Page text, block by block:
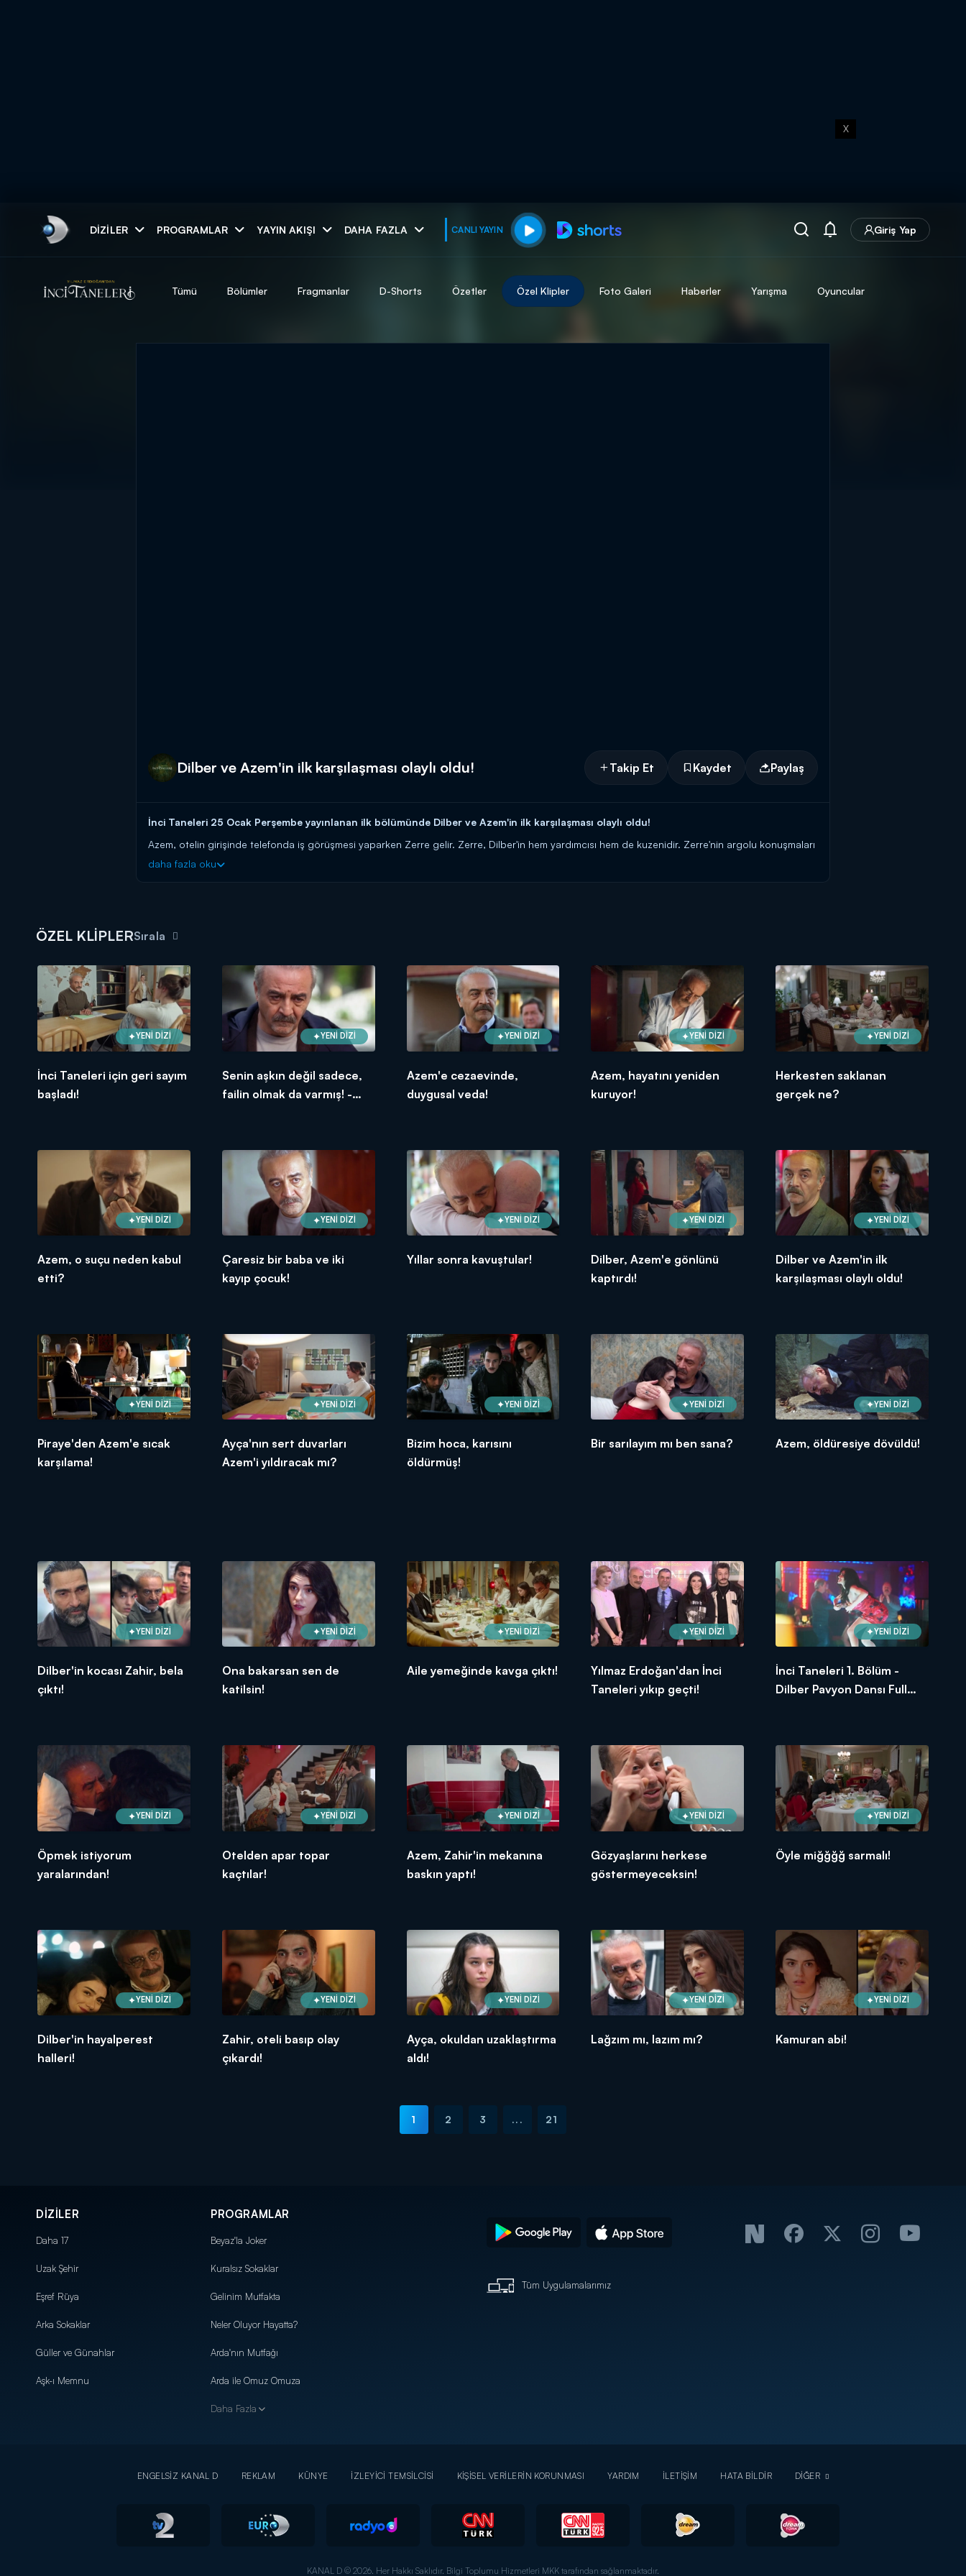
X
DIZILER PROGRAMLAR YAYIN AKIŞI DAHA FAZLA CANLI YAYIN Giriş Yap
muhteşem ikili
Tümü Bölümler Fragmanlar D-Shorts Özetler Özel Klipler Foto Galeri Haberler Yarışma Oyuncular
Dilber ve Azem'in ilk karşılaşması olaylı oldu! Takip Et Kaydet Paylaş
İnci Taneleri 25 Ocak Perşembe yayınlanan ilk bölümünde Dilber ve Azem'in ilk karşılaşması olaylı oldu!
Azem, otelin girişinde telefonda iş görüşmesi yaparken Zerre gelir. Zerre, Dilber'in hem yardımcısı hem de kuzenidir. Zerre'nin argolu konuşmaları
Azem'in canını sıkar. Azem ve Zerre arasında yaşanan münakaşa sırasında Dilber, aşağı iner ve Azem'le ilk karşılaşma olaylı olarak gerçekleşir.
daha fazla oku
ÖZEL KLİPLERSırala
YENİ DİZİ
İnci Taneleri için geri sayım
başladı!
YENİ DİZİ
Senin aşkın değil sadece,
failin olmak da varmış! -
YENİ DİZİ
Azem'e cezaevinde,
duygusal veda!
YENİ DİZİ
Azem, hayatını yeniden
kuruyor!
YENİ DİZİ
Herkesten saklanan
gerçek ne?
YENİ DİZİ
Azem, o suçu neden kabul
etti?
YENİ DİZİ
Çaresiz bir baba ve iki
kayıp çocuk!
YENİ DİZİ
Yıllar sonra kavuştular!
YENİ DİZİ
Dilber, Azem'e gönlünü
kaptırdı!
YENİ DİZİ
Dilber ve Azem'in ilk
karşılaşması olaylı oldu!
YENİ DİZİ
Piraye'den Azem'e sıcak
karşılama!
YENİ DİZİ
Ayça'nın sert duvarları
Azem'i yıldıracak mı?
YENİ DİZİ
Bizim hoca, karısını
öldürmüş!
YENİ DİZİ
Bir sarılayım mı ben sana?
YENİ DİZİ
Azem, öldüresiye dövüldü!
YENİ DİZİ
Dilber'in kocası Zahir, bela
çıktı!
YENİ DİZİ
Ona bakarsan sen de
katilsin!
YENİ DİZİ
Aile yemeğinde kavga çıktı!
YENİ DİZİ
Yılmaz Erdoğan'dan İnci
Taneleri yıkıp geçti!
YENİ DİZİ
İnci Taneleri 1. Bölüm -
Dilber Pavyon Dansı Full
YENİ DİZİ
Öpmek istiyorum
yaralarından!
YENİ DİZİ
Otelden apar topar
kaçtılar!
YENİ DİZİ
Azem, Zahir'in mekanına
baskın yaptı!
YENİ DİZİ
Gözyaşlarını herkese
göstermeyeceksin!
YENİ DİZİ
Öyle miğğğğ sarmalı!
YENİ DİZİ
Dilber'in hayalperest
halleri!
YENİ DİZİ
Zahir, oteli basıp olay
çıkardı!
YENİ DİZİ
Ayça, okuldan uzaklaştırma
aldı!
YENİ DİZİ
Lağzım mı, lazım mı?
YENİ DİZİ
Kamuran abi!
1 2 3 ... 21
DİZİLER
Daha 17
Uzak Şehir
Eşref Rüya
Arka Sokaklar
Güller ve Günahlar
Aşk-ı Memnu
PROGRAMLAR
Beyaz'la Joker
Kuralsız Sokaklar
Gelinim Mutfakta
Neler Oluyor Hayatta?
Arda'nın Mutfağı
Arda ile Omuz Omuza
Daha Fazla
Tüm Uygulamalarımız
ENGELSİZ KANAL D REKLAM KÜNYE İZLEYİCİ TEMSİLCİSİ KİŞİSEL VERİLERİN KORUNMASI YARDIM İLETİŞİM HATA BİLDİR DİĞER
KANAL D © 2026. Her Hakkı Saklıdır. Bilgi Toplumu Hizmetleri MKK tarafından sağlanmaktadır.